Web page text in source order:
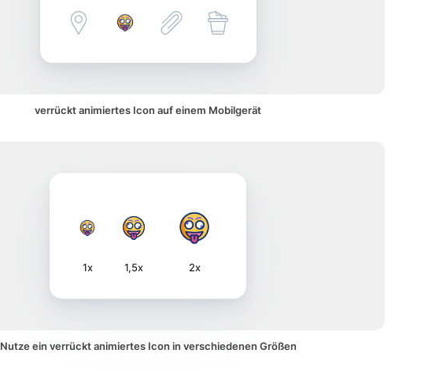
verrückt animiertes Icon auf einem Mobilgerät
1x 1,5x 2x
Nutze ein verrückt animiertes Icon in verschiedenen Größen